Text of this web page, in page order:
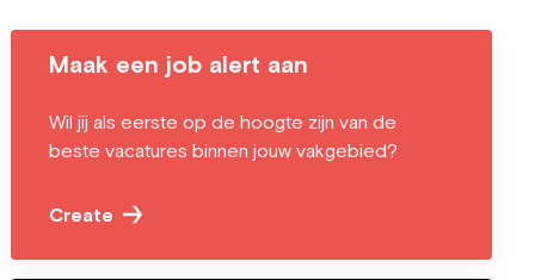
Maak een job alert aan
Wil jij als eerste op de hoogte zijn van de
beste vacatures binnen jouw vakgebied?
Create